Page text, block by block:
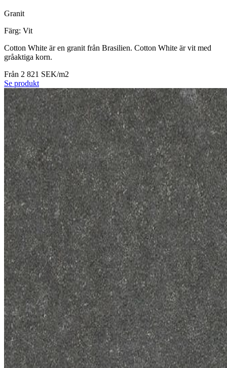
Granit
Färg: Vit
Cotton White är en granit från Brasilien. Cotton White är vit med
gråaktiga korn.
Från 2 821 SEK/m2
Se produkt